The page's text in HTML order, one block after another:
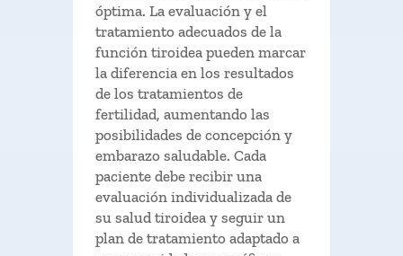
óptima. La evaluación y el
tratamiento adecuados de la
función tiroidea pueden marcar
la diferencia en los resultados
de los tratamientos de
fertilidad, aumentando las
posibilidades de concepción y
embarazo saludable. Cada
paciente debe recibir una
evaluación individualizada de
su salud tiroidea y seguir un
plan de tratamiento adaptado a